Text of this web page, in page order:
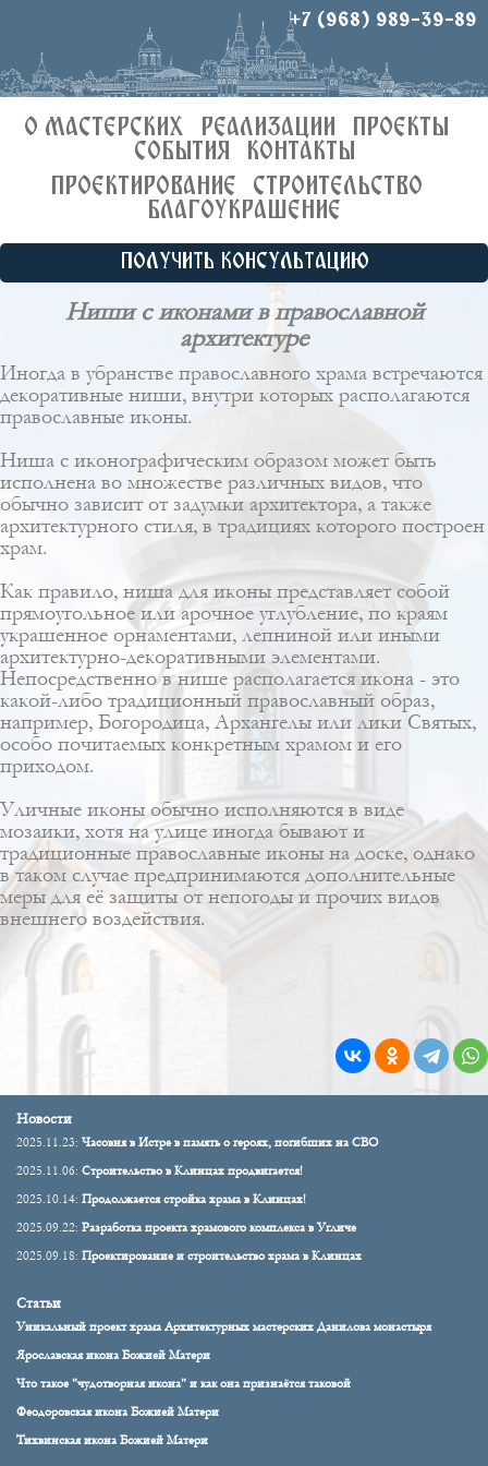
+7 (968) 989-39-89
О МАСТЕРСКИХ РЕАЛИЗАЦИИ
ПРОЕКТЫ
СОБЫТИЯ
КОНТАКТЫ
ПРОЕКТИРОВАНИЕ
СТРОИТЕЛЬСТВО
БЛАГОУКРАШЕНИЕ
ПОЛУЧИТЬ КОНСУЛЬТАЦИЮ
Ниши с иконами в православной
архитектуре
Иногда в убранстве православного храма встречаются
декоративные ниши, внутри которых располагаются
православные иконы.
Ниша с иконографическим образом может быть
исполнена во множестве различных видов, что
обычно зависит от задумки архитектора, а также
архитектурного стиля, в традициях которого построен
храм.
Как правило, ниша для иконы представляет собой
прямоугольное или арочное углубление, по краям
украшенное орнаментами, лепниной или иными
архитектурно-декоративными элементами.
Непосредственно в нише располагается икона - это
какой-либо традиционный православный образ,
например, Богородица, Архангелы или лики Святых,
особо почитаемых конкретным храмом и его
приходом.
Уличные иконы обычно исполняются в виде
мозаики, хотя на улице иногда бывают и
традиционные православные иконы на доске, однако
в таком случае предпринимаются дополнительные
меры для её защиты от непогоды и прочих видов
внешнего воздействия.
Новости
2025.11.23: Часовня в Истре в память о героях, погибших на СВО
2025.11.06: Строительство в Клинцах продвигается!
2025.10.14: Продолжается стройка храма в Клинцах!
2025.09.22: Разработка проекта храмового комплекса в Угличе
2025.09.18: Проектирование и строительство храма в Клинцах
Статьи
Уникальный проект храма Архитектурных мастерских Данилова монастыря
Ярославская икона Божией Матери
Что такое "чудотворная икона" и как она признаётся таковой
Феодоровская икона Божией Матери
Тихвинская икона Божией Матери